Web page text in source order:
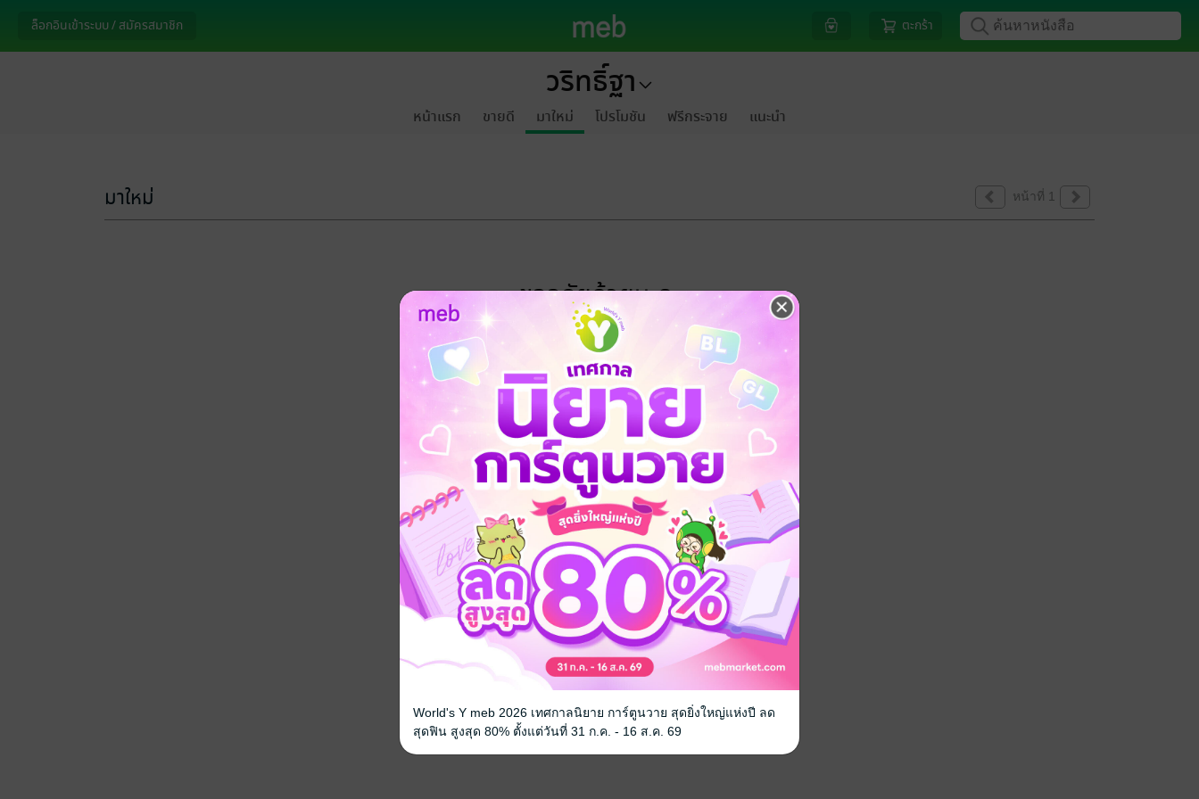
ล็อกอินเข้าระบบ / สมัครสมาชิก ตะกร้า
วริทธิ์ฐา
หน้าแรก ขายดี มาใหม่ โปรโมชัน ฟรีกระจาย แนะนำ
มาใหม่ หน้าที่ 1
ขออภัยด้วยนะคะ
ไม่พบข้อมูลในหัวข้อที่คุณกำลังชมค่ะ
World's Y meb 2026 เทศกาลนิยาย การ์ตูนวาย สุดยิ่งใหญ่แห่งปี ลด
สุดฟิน สูงสุด 80% ตั้งแต่วันที่ 31 ก.ค. - 16 ส.ค. 69